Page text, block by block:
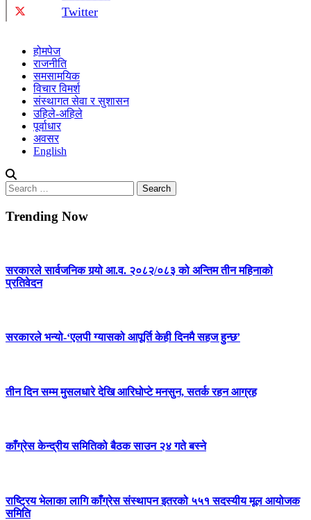
Twitter
होमपेज
राजनीति
समसामयिक
विचार विमर्श
संस्थागत सेवा र सुशासन
उहिले-अहिले
पूर्वाधार
अवसर
English
Search
for:
Trending Now
सरकारले सार्वजनिक गर्‍यो आ.व. २०८२/०८३ को अन्तिम तीन महिनाको
प्रतिवेदन
सरकारले भन्यो-‘एलपी ग्यासको आपूर्ति केही दिनमै सहज हुन्छ’
तीन दिन सम्म मुसलधारे देखि आरिघोप्टे मनसुन, सतर्क रहन आग्रह
काँग्रेस केन्द्रीय समितिको बैठक साउन २४ गते बस्ने
राष्ट्रिय भेलाका लागि काँग्रेस संस्थापन इतरको ५५१ सदस्यीय मूल आयोजक
समिति